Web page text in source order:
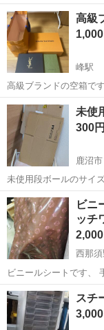
ご覧の上ご検討よろし
栃木 下都賀郡
高級
1,000
峰駅
高級ブランドの空箱で
比較的きれいな状態で
か。引き取りに来てい
栃木 宇都宮市
未使
300円
鹿沼市
未使用段ボールのサイ
の80サイズは使用済み
栃木 鹿沼市
ビニ
ッチ
2,000
西那
ビニールシートです、 手芸、パッチワーク、テーブルクロスにどう
栃木 大田原市
パッチワーク
スチ
3,000